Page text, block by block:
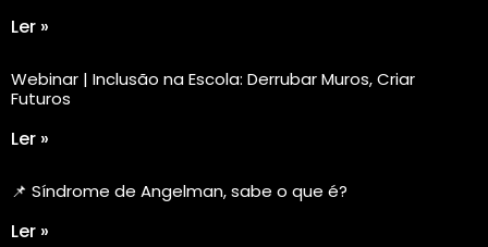
Ler »
Webinar | Inclusão na Escola: Derrubar Muros, Criar
Futuros
Ler »
📌 Síndrome de Angelman, sabe o que é?
Ler »